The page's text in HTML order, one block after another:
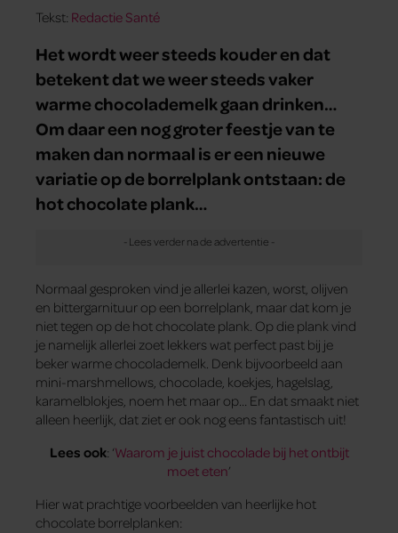
Tekst: Redactie Santé
Het wordt weer steeds kouder en dat
betekent dat we weer steeds vaker
warme chocolademelk gaan drinken…
Om daar een nog groter feestje van te
maken dan normaal is er een nieuwe
variatie op de borrelplank ontstaan: de
hot chocolate plank…
Normaal gesproken vind je allerlei kazen, worst, olijven
en bittergarnituur op een borrelplank, maar dat kom je
niet tegen op de hot chocolate plank. Op die plank vind
je namelijk allerlei zoet lekkers wat perfect past bij je
beker warme chocolademelk. Denk bijvoorbeeld aan
mini-marshmellows, chocolade, koekjes, hagelslag,
karamelblokjes, noem het maar op… En dat smaakt niet
alleen heerlijk, dat ziet er ook nog eens fantastisch uit!
Lees ook: ‘Waarom je juist chocolade bij het ontbijt
moet eten’
Hier wat prachtige voorbeelden van heerlijke hot
chocolate borrelplanken: